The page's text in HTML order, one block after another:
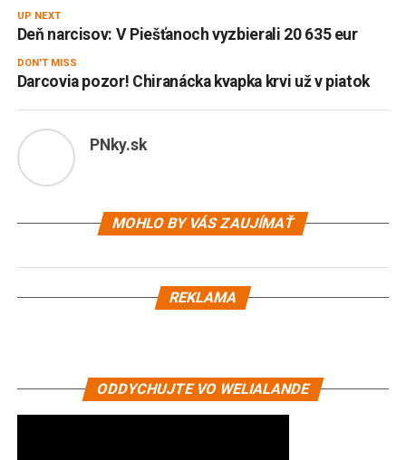
UP NEXT
Deň narcisov: V Piešťanoch vyzbierali 20 635 eur
DON'T MISS
Darcovia pozor! Chiranácka kvapka krvi už v piatok
PNky.sk
MOHLO BY VÁS ZAUJÍMAŤ
REKLAMA
ODDYCHUJTE VO WELIALANDE